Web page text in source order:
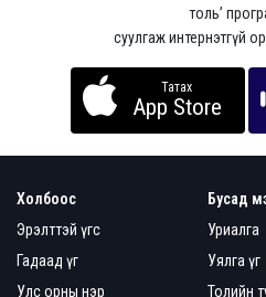
толь’
суулгаж интернэтгүй
Татах
App Store
Холбоос
Эрэлттэй үгс
Гадаад үг
Улс орны нэр
Бусад
Уриалга
Уялга үг
Толийн